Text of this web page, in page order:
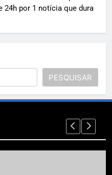
24h por 1 notícia que dura
PESQUISAR